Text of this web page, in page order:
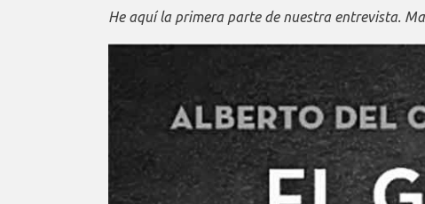
He aquí la primera parte de nuestra entrevista.